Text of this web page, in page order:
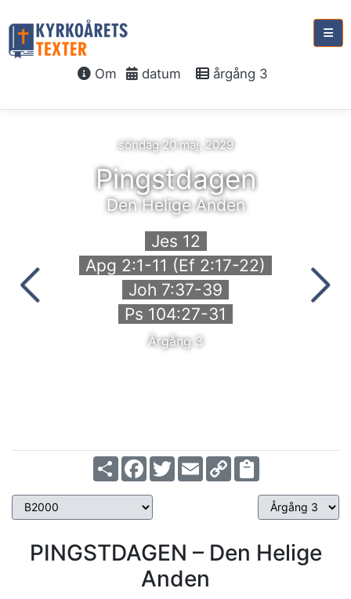
Om datum årgång 3
söndag 20 maj, 2029
Pingstdagen
Den Helige Anden
Jes 12
Apg 2:1-11 (Ef 2:17-22)
Joh 7:37-39
Ps 104:27-31
Årgång 3
ShareFacebook
TwitterEmailCopy
Link
PINGSTDAGEN – Den Helige
Anden